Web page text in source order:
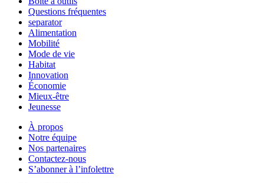
Questions fréquentes
separator
Alimentation
Mobilité
Mode de vie
Habitat
Innovation
Économie
Mieux-être
Jeunesse
À propos
Notre équipe
Nos partenaires
Contactez-nous
S’abonner à l’infolettre